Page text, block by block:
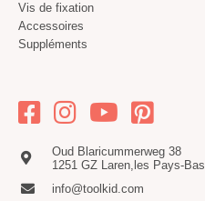
Vis de fixation
Accessoires
Suppléments
Oud Blaricummerweg 38
1251 GZ Laren,les Pays-Bas
info@toolkid.com